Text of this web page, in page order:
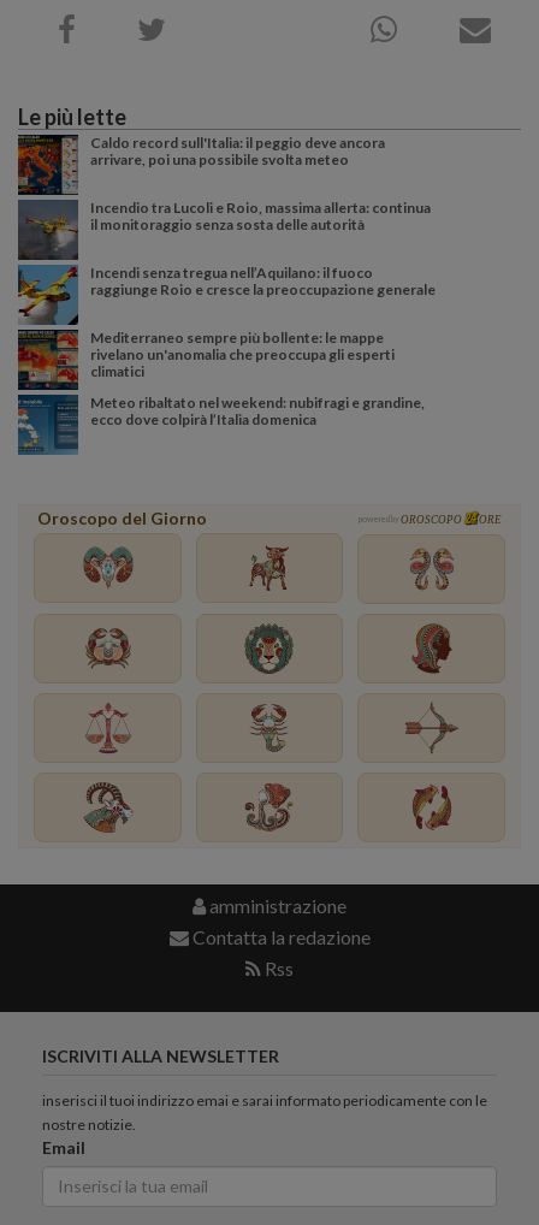
Le più lette
Caldo record sull'Italia: il peggio deve ancora
arrivare, poi una possibile svolta meteo
Incendio tra Lucoli e Roio, massima allerta: continua
il monitoraggio senza sosta delle autorità
Incendi senza tregua nell’Aquilano: il fuoco
raggiunge Roio e cresce la preoccupazione generale
Mediterraneo sempre più bollente: le mappe
rivelano un'anomalia che preoccupa gli esperti
climatici
Meteo ribaltato nel weekend: nubifragi e grandine,
ecco dove colpirà l’Italia domenica
Oroscopo del Giorno powered by OROSCOPO ORE
amministrazione
Contatta la redazione
Rss
ISCRIVITI ALLA NEWSLETTER
inserisci il tuoi indirizzo emai e sarai informato periodicamente con le
nostre notizie.
Email